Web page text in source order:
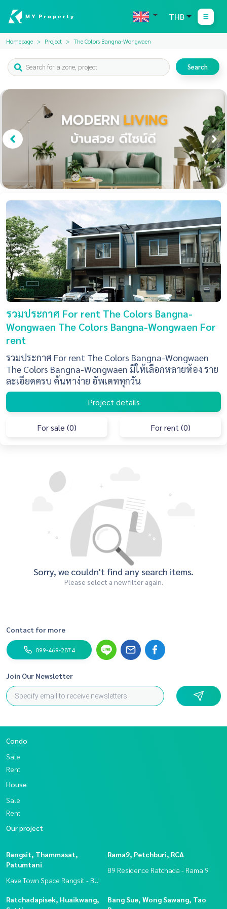
THB
Homepage Project The Colors Bangna-Wongwaen
Search
รวมประกาศ For rent The Colors Bangna-
Wongwaen The Colors Bangna-Wongwaen For
rent
รวมประกาศ For rent The Colors Bangna-Wongwaen
The Colors Bangna-Wongwaen มีให้เลือกหลายห้อง ราย
ละเอียดครบ ค้นหาง่าย อัพเดททุกวัน
Project details
For sale (0) For rent (0)
Sorry, we couldn't find any search items.
Please select a new filter again.
Contact for more
099-469-2874
Join Our Newsletter
Condo
Sale
Rent
House
Sale
Rent
Our project
Rangsit, Thammasat,
Patumtani
Kave Town Space Rangsit - BU
Rama9, Petchburi, RCA
89 Residence Ratchada - Rama 9
Ratchadapisek, Huaikwang,
Bang Sue, Wong Sawang, Tao